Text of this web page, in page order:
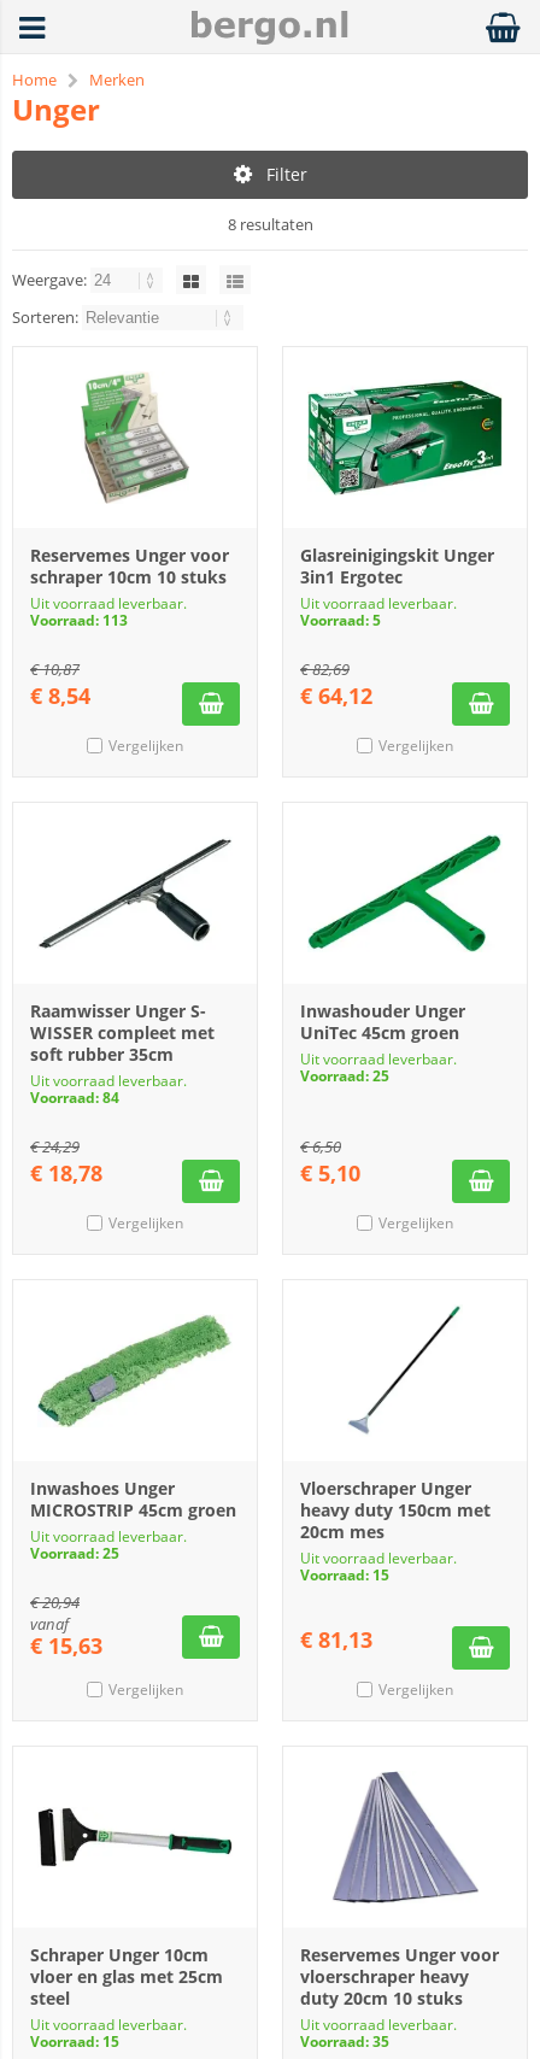
Home Merken
Unger
Filter
8 resultaten
Weergave:
Sorteren:
Reservemes Unger voor
schraper 10cm 10 stuks
Uit voorraad leverbaar.
Voorraad: 113
€10,87
€ 8,54
Vergelijken
Glasreinigingskit Unger
3in1 Ergotec
Uit voorraad leverbaar.
Voorraad: 5
€82,69
€ 64,12
Vergelijken
Raamwisser Unger S-
WISSER compleet met
soft rubber 35cm
Uit voorraad leverbaar.
Voorraad: 84
€24,29
€ 18,78
Vergelijken
Inwashouder Unger
UniTec 45cm groen
Uit voorraad leverbaar.
Voorraad: 25
€6,50
€ 5,10
Vergelijken
Inwashoes Unger
MICROSTRIP 45cm groen
Uit voorraad leverbaar.
Voorraad: 25
€20,94
vanaf
€ 15,63
Vergelijken
Vloerschraper Unger
heavy duty 150cm met
20cm mes
Uit voorraad leverbaar.
Voorraad: 15
€ 81,13
Vergelijken
Schraper Unger 10cm
vloer en glas met 25cm
steel
Uit voorraad leverbaar.
Voorraad: 15
Reservemes Unger voor
vloerschraper heavy
duty 20cm 10 stuks
Uit voorraad leverbaar.
Voorraad: 35